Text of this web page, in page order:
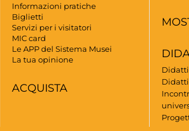
Informazioni pratiche
Biglietti
Servizi per i visitatori
MIC card
Le APP del Sistema Musei
La tua opinione
ACQUISTA